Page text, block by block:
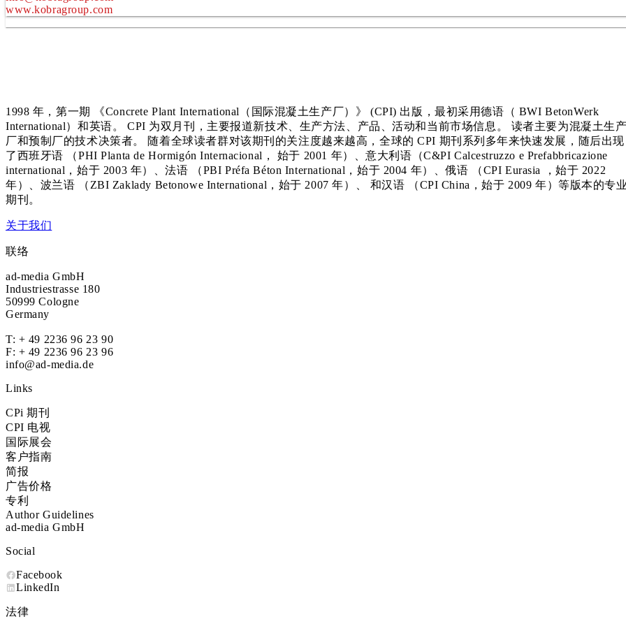
www.kobragroup.com
1998 年，第一期 《Concrete Plant International（国际混凝土生产厂）》 (CPI) 出版，最初采用德语（ BWI BetonWerk
International）和英语。 CPI 为双月刊，主要报道新技术、生产方法、产品、活动和当前市场信息。 读者主要为混凝土生
厂和预制厂的技术决策者。 随着全球读者群对该期刊的关注度越来越高，全球的 CPI 期刊系列多年来快速发展，随后出现
了西班牙语 （PHI Planta de Hormigón Internacional， 始于 2001 年）、意大利语（C&PI Calcestruzzo e Prefabbricazione
international，始于 2003 年）、法语 （PBI Préfa Béton International，始于 2004 年）、俄语 （CPI Eurasia ，始于 2022
年）、波兰语 （ZBI Zaklady Betonowe International，始于 2007 年）、 和汉语 （CPI China，始于 2009 年）等版本的专
期刊。
关于我们
联络
ad-media GmbH
Industriestrasse 180
50999 Cologne
Germany
T: + 49 2236 96 23 90
F: + 49 2236 96 23 96
info@ad-media.de
Links
CPi 期刊
CPI 电视
国际展会
客户指南
简报
广告价格
专利
Author Guidelines
ad-media GmbH
Social
Facebook
LinkedIn
法律